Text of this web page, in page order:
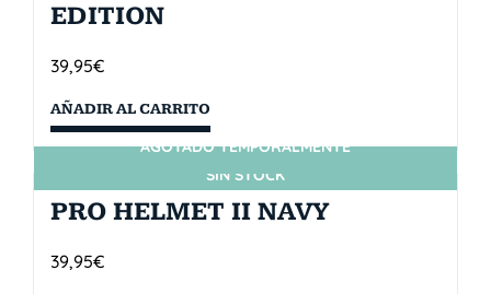
EDITION
39,95€
AÑADIR AL CARRITO
SIN STOCK
AGOTADO TEMPORALMENTE
PRO HELMET II NAVY
39,95€